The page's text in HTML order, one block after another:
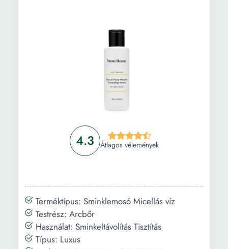
4.3 Átlagos vélemények
Terméktípus: Sminklemosó Micellás víz
Testrész: Arcbőr
Használat: Sminkeltávolítás Tisztítás
Típus: Luxus